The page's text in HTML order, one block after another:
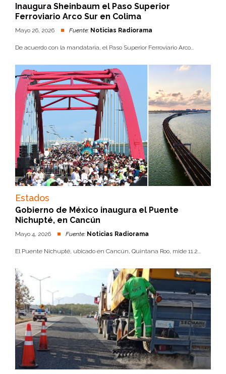
Inaugura Sheinbaum el Paso Superior
Ferroviario Arco Sur en Colima
Mayo 26, 2026 Fuente: Noticias Radiorama
De acuerdo con la mandataria, el Paso Superior Ferroviario Arco...
Estados
Gobierno de México inaugura el Puente
Nichupté, en Cancún
Mayo 4, 2026 Fuente: Noticias Radiorama
El Puente Nichupté, ubicado en Cancún, Quintana Roo, mide 11.2...